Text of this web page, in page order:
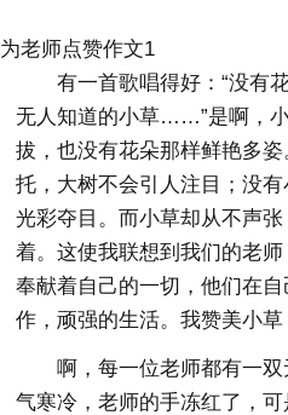
为老师点赞作文1
有一首歌唱得好：“没有
无人知道的小草……”是啊，
拔，也没有花朵那样鲜艳多
托，大树不会引人注目；没
光彩夺目。而小草却从不声
着。这使我联想到我们的老
奉献着自己的一切，他们在
作，顽强的生活。我赞美小草
啊，每一位老师都有一
气寒冷，老师的手冻红了，